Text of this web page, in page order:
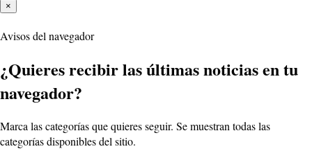
×
Avisos del navegador
¿Quieres recibir las últimas noticias en tu
navegador?
Marca las categorías que quieres seguir. Se muestran todas las
categorías disponibles del sitio.